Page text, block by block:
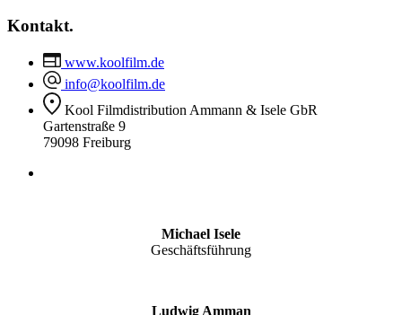
Kontakt.
www.koolfilm.de
info@koolfilm.de
Kool Filmdistribution Ammann & Isele GbR
Gartenstraße 9
79098 Freiburg
Michael Isele
Geschäftsführung
Ludwig Amman